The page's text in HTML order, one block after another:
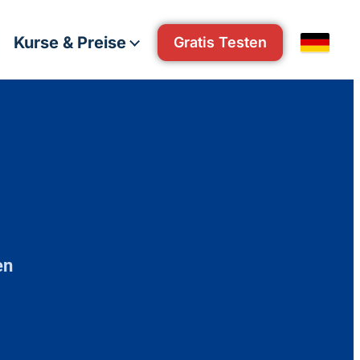
Kurse & Preise Gratis Testen